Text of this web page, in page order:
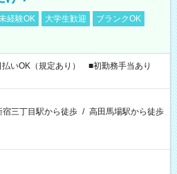
経験OK 大学生歓迎
ブランクOK
いOK（規定あり） ■初勤務手当あり
宿三丁目駅から徒歩 / 高田馬場駅から徒歩